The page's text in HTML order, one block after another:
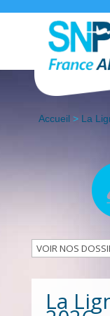
Accueil > La
La